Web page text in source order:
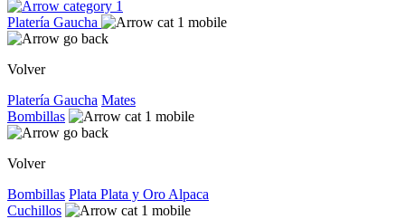
Platería Gaucha
Volver
Platería Gaucha Mates
Bombillas
Volver
Bombillas Plata Plata y Oro Alpaca
Cuchillos